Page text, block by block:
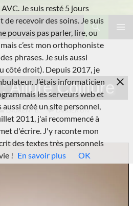
Allure Coiffure
LAURENT B.
LAISSER UN
Je suis resté 5 jours
de recevoir des soins. Je suis
pouvais pas parler, lire, ou
c’est mon orthophoniste
phrases. Je suis aussi
côté droit). Depuis 2017, je
J’étais informaticien
les serveurs web et
aussi créé un site personnel,
2011, j'ai recommencé à
d'écrire. J'y raconte mon
des textes très personnels
! En savoir plus OK